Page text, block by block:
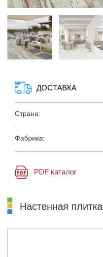
ДОСТАВКА
Страна:
Фабрика:
PDF каталог
Настенная плитка